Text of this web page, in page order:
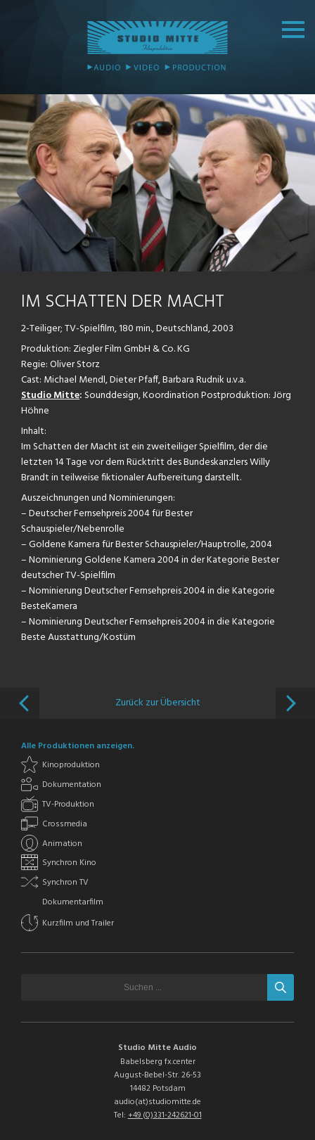
IM SCHATTEN DER MACHT
2-Teiliger; TV-Spielfilm, 180 min., Deutschland, 2003
Produktion: Ziegler Film GmbH & Co. KG
Regie: Oliver Storz
Cast: Michael Mendl, Dieter Pfaff, Barbara Rudnik u.v.a.
Studio Mitte: Sounddesign, Koordination Postproduktion: Jörg
Höhne
Inhalt:
Im Schatten der Macht ist ein zweiteiliger Spielfilm, der die
letzten 14 Tage vor dem Rücktritt des Bundeskanzlers Willy
Brandt in teilweise fiktionaler Aufbereitung darstellt.
Auszeichnungen und Nominierungen:
– Deutscher Fernsehpreis 2004 für Bester
Schauspieler/Nebenrolle
– Goldene Kamera für Bester Schauspieler/Hauptrolle, 2004
– Nominierung Goldene Kamera 2004 in der Kategorie Bester
deutscher TV-Spielfilm
– Nominierung Deutscher Fernsehpreis 2004 in die Kategorie
BesteKamera
– Nominierung Deutscher Fernsehpreis 2004 in die Kategorie
Beste Ausstattung/Kostüm
Zurück zur Übersicht
Alle Produktionen anzeigen.
Kinoproduktion
Dokumentation
TV-Produktion
Crossmedia
Animation
Synchron Kino
Synchron TV
Dokumentarfilm
Kurzfilm und Trailer
Studio Mitte Audio
Babelsberg fx.center
August-Bebel-Str. 26-53
14482 Potsdam
audio(at)studiomitte.de
Tel:+49 (0)331-242621-01